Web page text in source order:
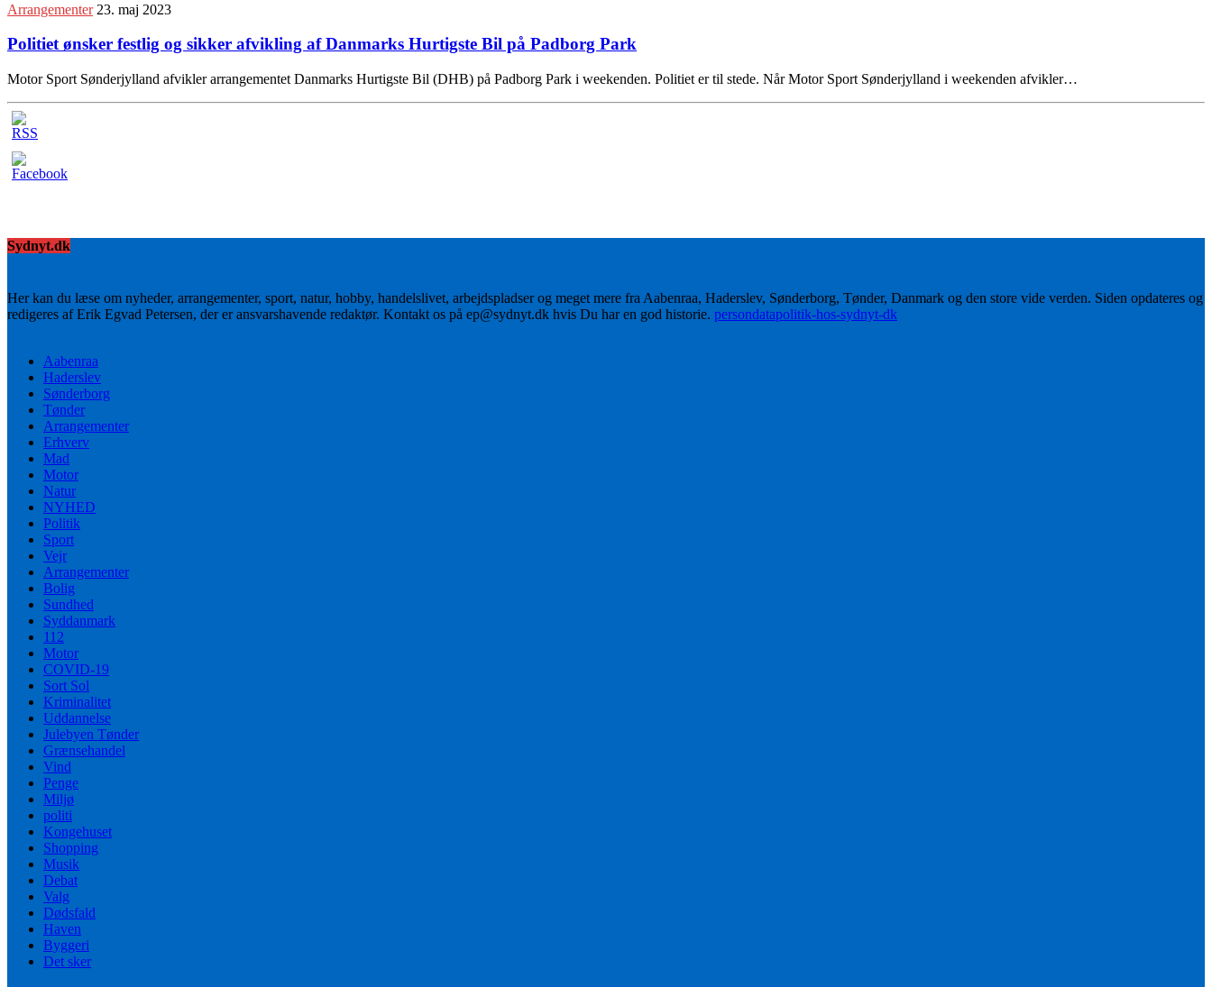
Arrangementer 23. maj 2023
Politiet ønsker festlig og sikker afvikling af Danmarks Hurtigste Bil på Padborg Park
Motor Sport Sønderjylland afvikler arrangementet Danmarks Hurtigste Bil (DHB) på Padborg Park i weekenden. Politiet er til stede. Når Motor Sport Sønderjylland i weekenden afvikler…
Sydnyt.dk
Her kan du læse om nyheder, arrangementer, sport, natur, hobby, handelslivet, arbejdspladser og meget mere fra Aabenraa, Haderslev, Sønderborg, Tønder, Danmark og den store vide verden. Siden opdateres og
redigeres af Erik Egvad Petersen, der er ansvarshavende redaktør. Kontakt os på ep@sydnyt.dk hvis Du har en god historie. persondatapolitik-hos-sydnyt-dk
Aabenraa
Haderslev
Sønderborg
Tønder
Arrangementer
Erhverv
Mad
Motor
Natur
NYHED
Politik
Sport
Vejr
Arrangementer
Bolig
Sundhed
Syddanmark
112
Motor
COVID-19
Sort Sol
Kriminalitet
Uddannelse
Julebyen Tønder
Grænsehandel
Vind
Penge
Miljø
politi
Kongehuset
Shopping
Musik
Debat
Valg
Dødsfald
Haven
Byggeri
Det sker